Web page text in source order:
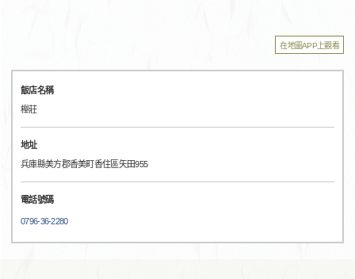
在地圖APP上觀看
飯店名稱
櫸莊
地址
兵庫縣美方郡香美町香住區矢田955
電話號碼
0796-36-2280